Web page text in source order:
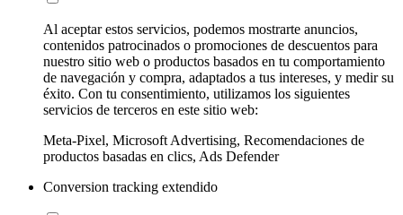
Al aceptar estos servicios, podemos mostrarte anuncios,
contenidos patrocinados o promociones de descuentos para
nuestro sitio web o productos basados en tu comportamiento
de navegación y compra, adaptados a tus intereses, y medir su
éxito. Con tu consentimiento, utilizamos los siguientes
servicios de terceros en este sitio web:
Meta-Pixel, Microsoft Advertising, Recomendaciones de
productos basadas en clics, Ads Defender
Conversion tracking extendido